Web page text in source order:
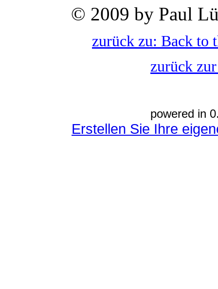
© 2009 by Paul
zurück zu: Back to
zurück
powered in
Erstellen Sie Ihre